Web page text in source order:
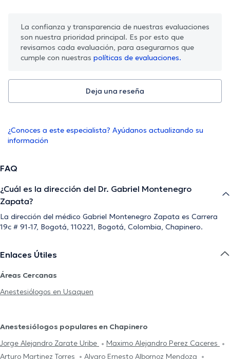
La confianza y transparencia de nuestras evaluaciones
son nuestra prioridad principal. Es por esto que
revisamos cada evaluación, para asegurarnos que
cumple con nuestras políticas de evaluaciones.
Deja una reseña
¿Conoces a este especialista? Ayúdanos actualizando su
información
FAQ
¿Cuál es la dirección del Dr. Gabriel Montenegro
Zapata?
La dirección del médico Gabriel Montenegro Zapata es Carrera
19c # 91-17, Bogotá, 110221, Bogotá, Colombia, Chapinero.
Enlaces Útiles
Áreas Cercanas
Anestesiólogos en Usaquen
Anestesiólogos populares en Chapinero
Jorge Alejandro Zarate Uribe
Maximo Alejandro Perez Caceres
Arturo Martinez Torres
Alvaro Ernesto Albornoz Mendoza